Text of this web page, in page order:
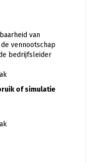
van
vennootschap
bedrijfsleider
of simulatie